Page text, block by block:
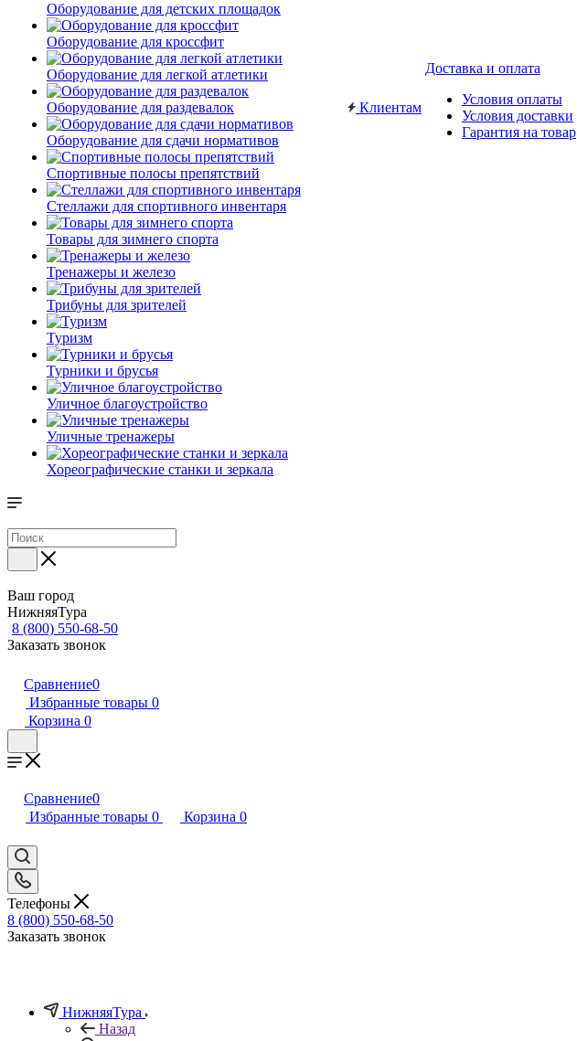
Оборудование для детских площадок
Оборудование для кроссфит
Оборудование для легкой атлетики
Оборудование для раздевалок
Оборудование для сдачи нормативов
Спортивные полосы препятствий
Стеллажи для спортивного инвентаря
Товары для зимнего спорта
Тренажеры и железо
Трибуны для зрителей
Туризм
Турники и брусья
Уличное благоустройство
Уличные тренажеры
Хореографические станки и зеркала
Клиентам
Доставка и оплата
Условия оплаты
Условия доставки
Гарантия на товар
Ваш город
НижняяТура
8 (800) 550-68-50
Заказать звонок
Сравнение0
Избранные товары 0
Корзина 0
Сравнение0
Избранные товары 0 Корзина 0
Телефоны
8 (800) 550-68-50
Заказать звонок
НижняяТура
Назад